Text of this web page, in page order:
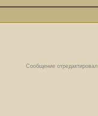
Сообщение отредактировал